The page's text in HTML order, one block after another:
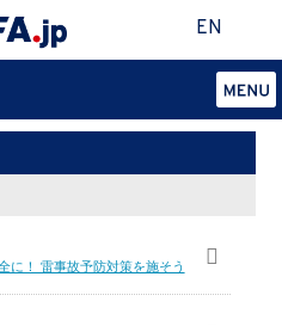
EN
に！ 雷事故予防対策を施そう